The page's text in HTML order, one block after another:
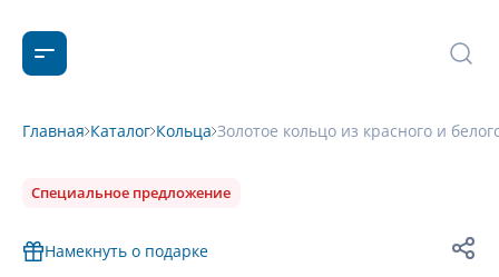
Главная Каталог Кольца Золотое кольцо из красного и
Специальное предложение
Намекнуть о подарке